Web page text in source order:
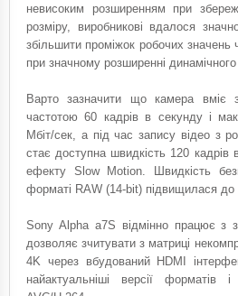
невисоким розширенням при
розміру, виробникові вдалося
збільшити проміжок робочих значень
при значному розширенні динамічного
Варто зазначити що камера вміє
частотою 60 кадрів в секунду і
Мбіт/сек, а під час запису відео з
стає доступна швидкість 120
ефекту Slow Motion. Швидкість
форматі RAW (14-bit) підвищилася до
Sony Alpha a7S відмінно працює з
дозволяє зчитувати з матриці
4K через вбудований HDMI
найактуальніші версії форматів